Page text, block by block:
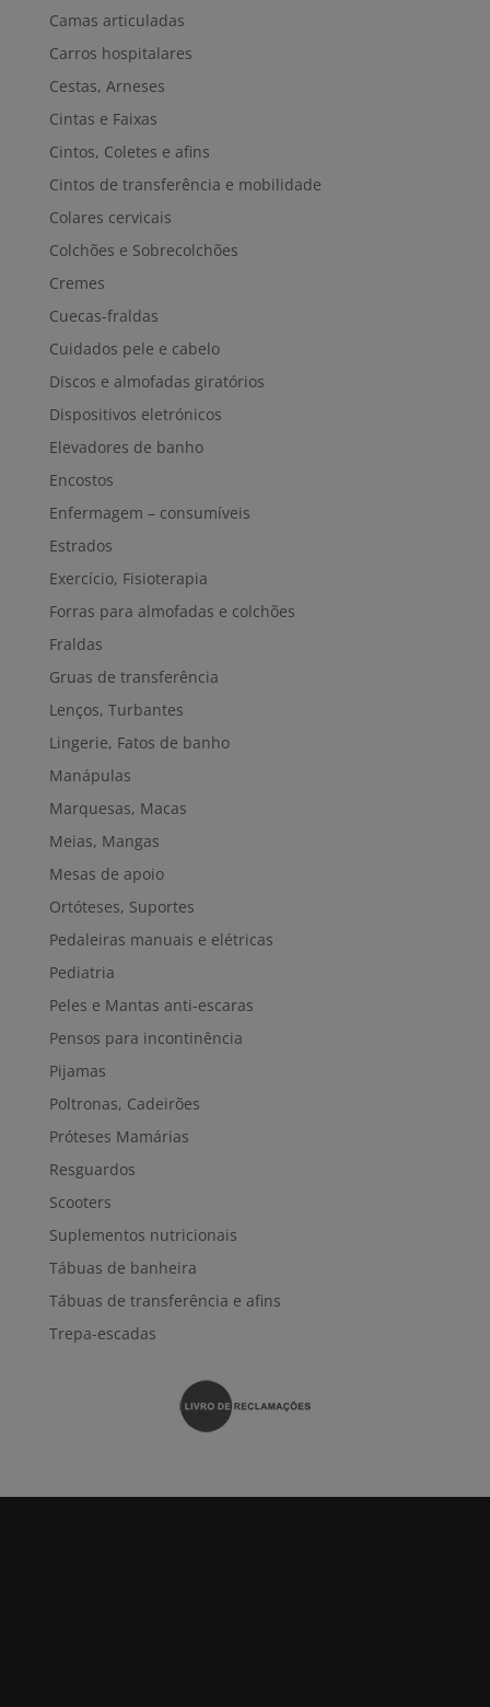
Camas articuladas
Carros hospitalares
Cestas, Arneses
Cintas e Faixas
Cintos, Coletes e afins
Cintos de transferência e mobilidade
Colares cervicais
Colchões e Sobrecolchões
Cremes
Cuecas-fraldas
Cuidados pele e cabelo
Discos e almofadas giratórios
Dispositivos eletrónicos
Elevadores de banho
Encostos
Enfermagem – consumíveis
Estrados
Exercício, Fisioterapia
Forras para almofadas e colchões
Fraldas
Gruas de transferência
Lenços, Turbantes
Lingerie, Fatos de banho
Manápulas
Marquesas, Macas
Meias, Mangas
Mesas de apoio
Ortóteses, Suportes
Pedaleiras manuais e elétricas
Pediatria
Peles e Mantas anti-escaras
Pensos para incontinência
Pijamas
Poltronas, Cadeirões
Próteses Mamárias
Resguardos
Scooters
Suplementos nutricionais
Tábuas de banheira
Tábuas de transferência e afins
Trepa-escadas